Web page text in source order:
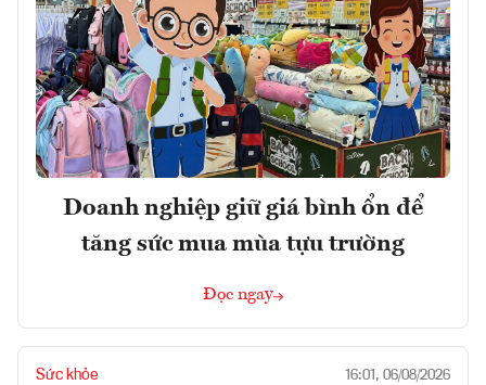
Doanh nghiệp giữ giá bình ổn để
tăng sức mua mùa tựu trường
Đọc ngay
Sức khỏe 16:01, 06/08/2026